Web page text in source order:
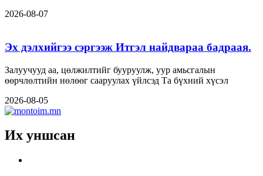
2026-08-07
Эх дэлхийгээ сэргээж Итгэл найдвараа бадраая.
Залуучууд аа, цөлжилтийг бууруулж, уур амьсгалын
өөрчлөлтийн нөлөөг сааруулах үйлсэд Та бүхний хүсэл
2026-08-05
Их уншсан